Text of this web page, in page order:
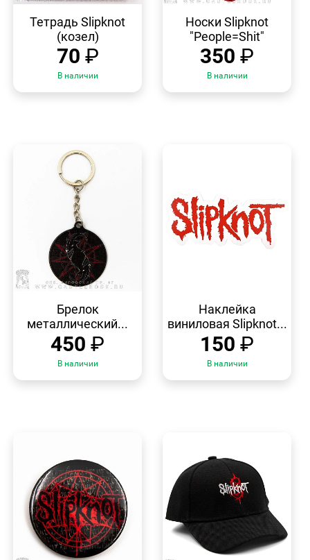
ПРОСМОТР
Тетрадь Slipknot
(козел)
70 ₽
В наличии
ПРОСМОТР
Носки Slipknot
"People=Shit"
350 ₽
В наличии
ПРОСМОТР
Брелок
металлический...
450 ₽
В наличии
ПРОСМОТР
Наклейка
виниловая Slipknot...
150 ₽
В наличии